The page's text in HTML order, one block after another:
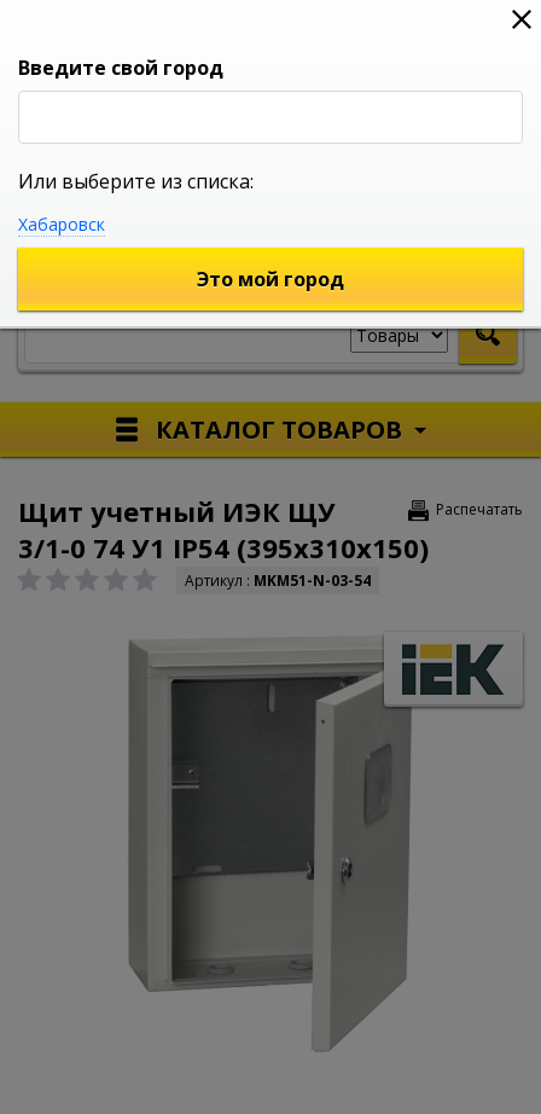
0
УНИВЕРСАЛЬНЫЙ ИНТЕРНЕТ МАГАЗИН
КАТАЛОГ ТОВАРОВ
Распечатать
Щит учетный ИЭК ЩУ
3/1-0 74 У1 IP54 (395x310x150)
Артикул : MKM51-N-03-54
Введите свой город
Или выберите из списка:
Хабаровск
Это мой город